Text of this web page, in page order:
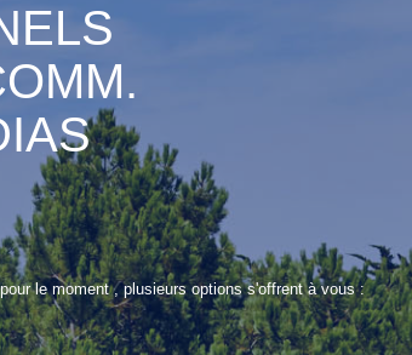
le moment , plusieurs options s'offrent à vous :